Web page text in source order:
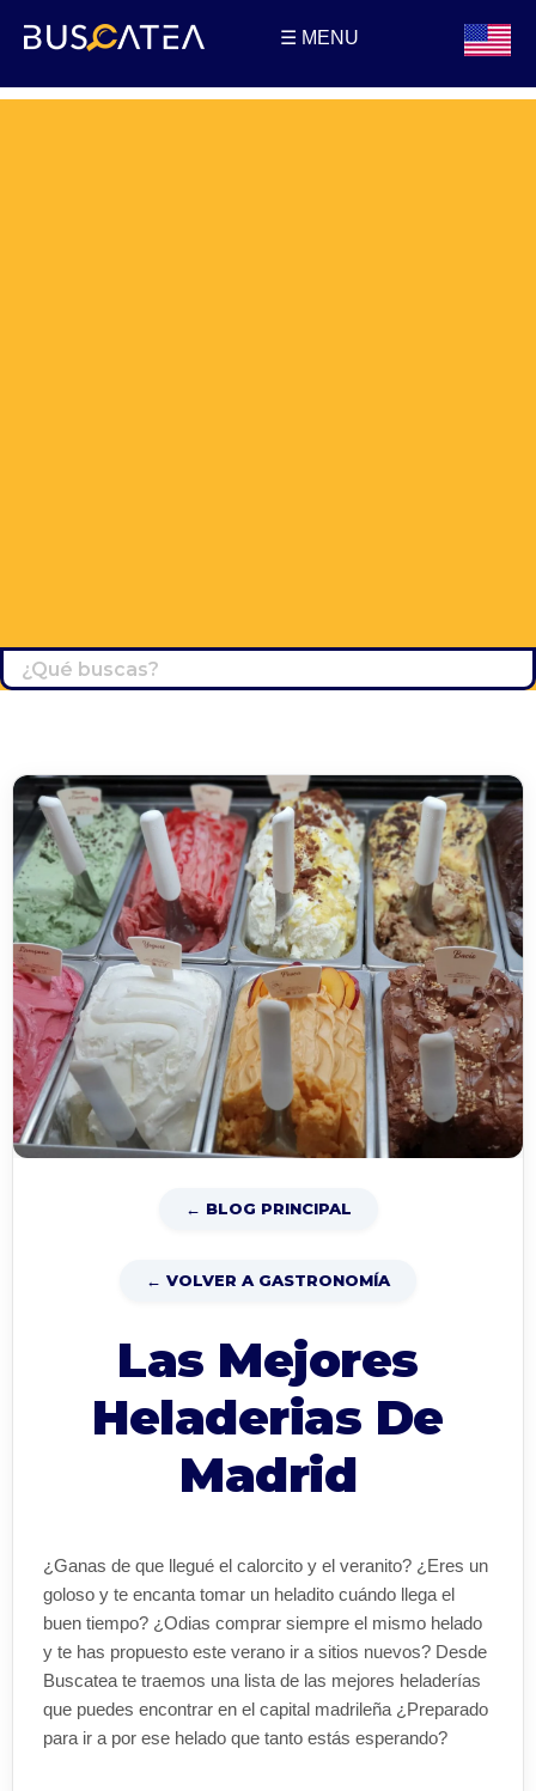
☰ MENU
← BLOG PRINCIPAL
← VOLVER A GASTRONOMÍA
Las Mejores
Heladerias De
Madrid
¿Ganas de que llegué el calorcito y el veranito? ¿Eres un
goloso y te encanta tomar un heladito cuándo llega el
buen tiempo? ¿Odias comprar siempre el mismo helado
y te has propuesto este verano ir a sitios nuevos? Desde
Buscatea te traemos una lista de las mejores heladerías
que puedes encontrar en el capital madrileña ¿Preparado
para ir a por ese helado que tanto estás esperando?